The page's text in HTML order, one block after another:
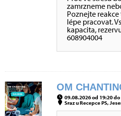
zamrzneme
Poznejte
lépe pracovat.
kapacita,
608904004
OM
09.08.2026 od 19:20
Sraz u Recepce PS,